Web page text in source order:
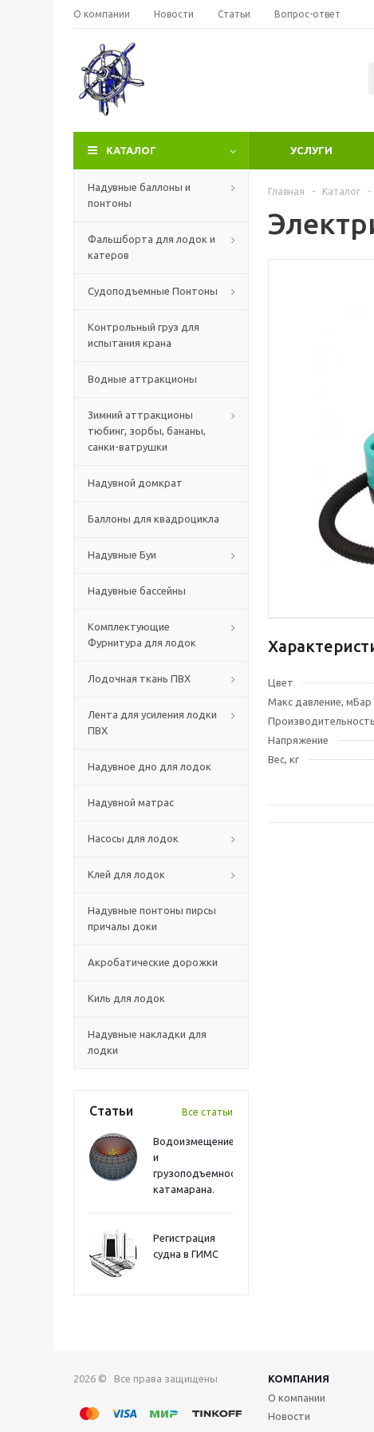
О компании Новости Статьи Вопрос-ответ
КАТАЛОГ УСЛУГИ
Надувные баллоны и
понтоны
Фальшборта для лодок и
катеров
Судоподъемные Понтоны
Контрольный груз для
испытания крана
Водные аттракционы
Зимний аттракционы
тюбинг, зорбы, бананы,
санки-ватрушки
Надувной домкрат
Баллоны для квадроцикла
Надувные Буи
Надувные бассейны
Комплектующие
Фурнитура для лодок
Лодочная ткань ПВХ
Лента для усиления лодки
ПВХ
Надувное дно для лодок
Надувной матрас
Насосы для лодок
Клей для лодок
Надувные понтоны пирсы
причалы доки
Акробатические дорожки
Киль для лодок
Надувные накладки для
лодки
Статьи Все статьи
Водоизмещение
и
грузоподъемность
катамарана.
Регистрация
судна в ГИМС
Главная - Каталог -
Цвет
Макс давление, мБар
Напряжение
Вес, кг
2026 © Все права защищены КОМПАНИЯ
О компании
Новости